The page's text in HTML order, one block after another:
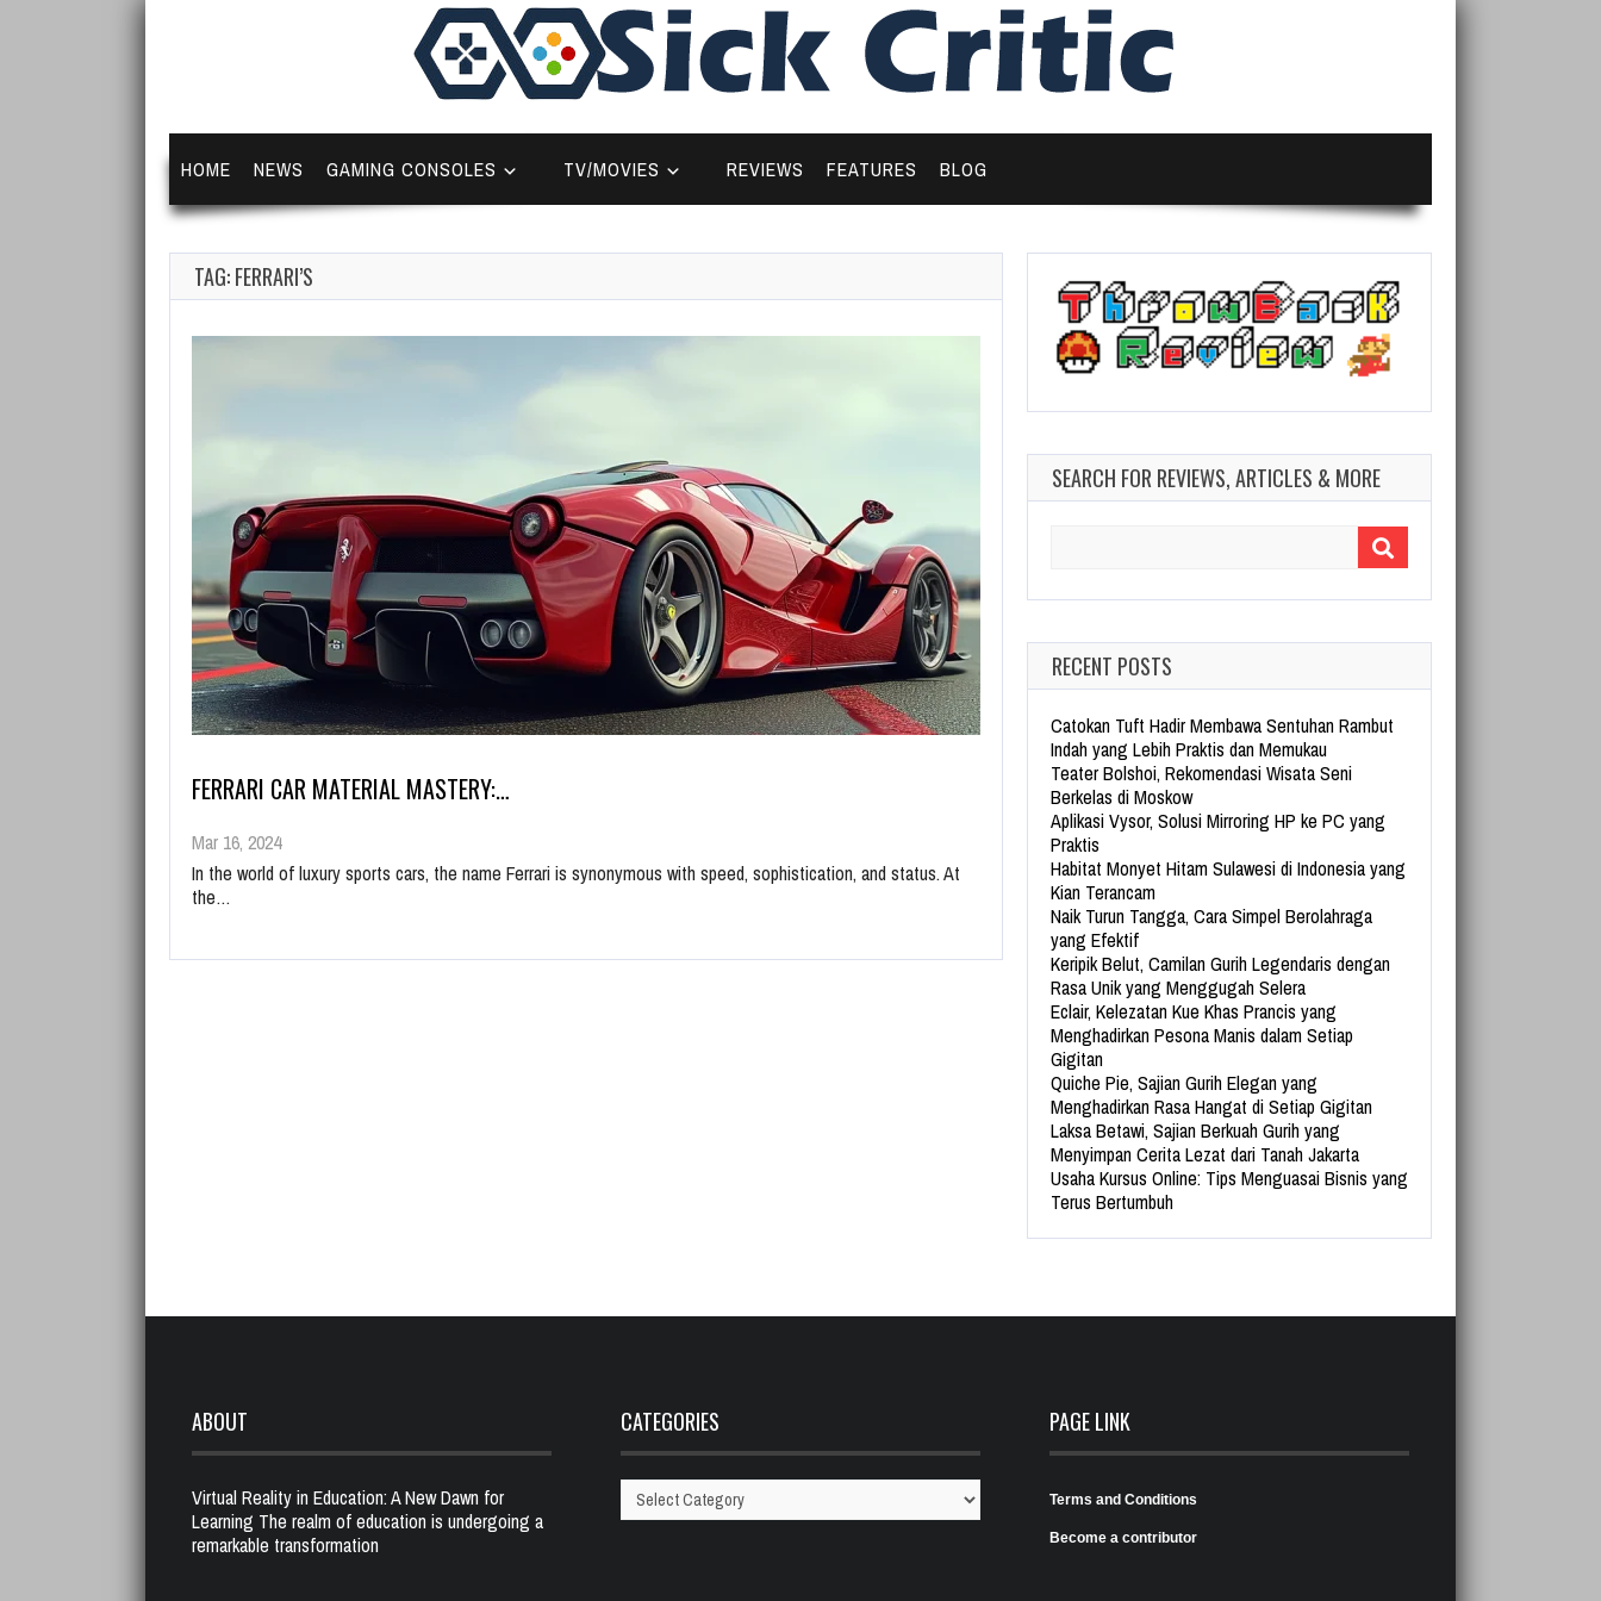
HOME NEWS GAMING CONSOLES TV/MOVIES REVIEWS FEATURES BLOG
TAG: FERRARI’S
FERRARI CAR MATERIAL MASTERY:…
Mar 16, 2024
In the world of luxury sports cars, the name Ferrari is synonymous with speed, sophistication, and status. At
the…
SEARCH FOR REVIEWS, ARTICLES & MORE
RECENT POSTS
Catokan Tuft Hadir Membawa Sentuhan Rambut
Indah yang Lebih Praktis dan Memukau
Teater Bolshoi, Rekomendasi Wisata Seni
Berkelas di Moskow
Aplikasi Vysor, Solusi Mirroring HP ke PC yang
Praktis
Habitat Monyet Hitam Sulawesi di Indonesia yang
Kian Terancam
Naik Turun Tangga, Cara Simpel Berolahraga
yang Efektif
Keripik Belut, Camilan Gurih Legendaris dengan
Rasa Unik yang Menggugah Selera
Eclair, Kelezatan Kue Khas Prancis yang
Menghadirkan Pesona Manis dalam Setiap
Gigitan
Quiche Pie, Sajian Gurih Elegan yang
Menghadirkan Rasa Hangat di Setiap Gigitan
Laksa Betawi, Sajian Berkuah Gurih yang
Menyimpan Cerita Lezat dari Tanah Jakarta
Usaha Kursus Online: Tips Menguasai Bisnis yang
Terus Bertumbuh
ABOUT
Virtual Reality in Education: A New Dawn for
Learning The realm of education is undergoing a
remarkable transformation
CATEGORIES
Categories
PAGE LINK
Terms and Conditions
Become a contributor